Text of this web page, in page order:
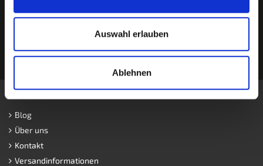
Auswahl erlauben
Ablehnen
Informationen
Blog
Über uns
Kontakt
Versandinformationen